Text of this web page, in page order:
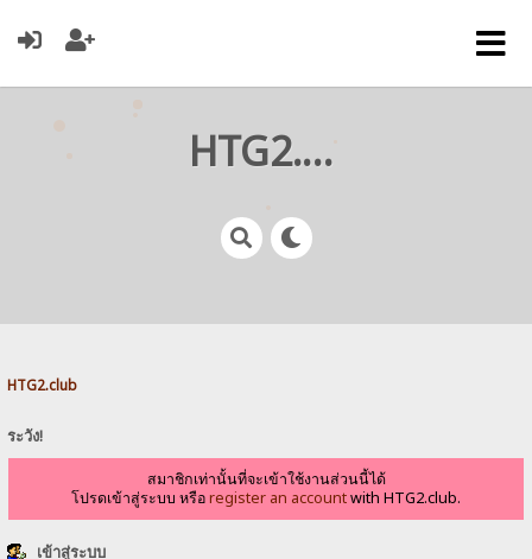
HTG2.club
HTG2.club
ระวัง!
สมาชิกเท่านั้นที่จะเข้าใช้งานส่วนนี้ได้
โปรดเข้าสู่ระบบ หรือregister an accountwith HTG2.club.
เข้าสู่ระบบ